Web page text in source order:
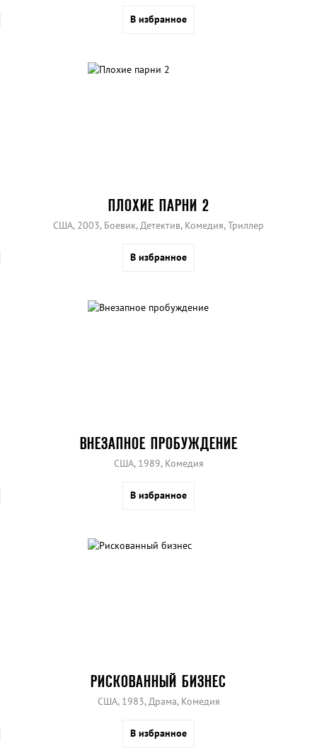
В избранное
ПЛОХИЕ ПАРНИ 2
США, 2003, Боевик, Детектив, Комедия, Триллер
В избранное
ВНЕЗАПНОЕ ПРОБУЖДЕНИЕ
США, 1989, Комедия
В избранное
РИСКОВАННЫЙ БИЗНЕС
США, 1983, Драма, Комедия
В избранное